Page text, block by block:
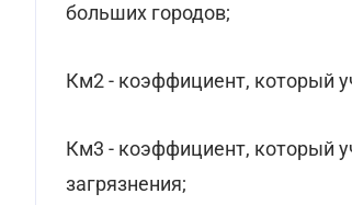
больших городов;
Км2 - коэффициент, который
Км3 - коэффициент, который
загрязнения;